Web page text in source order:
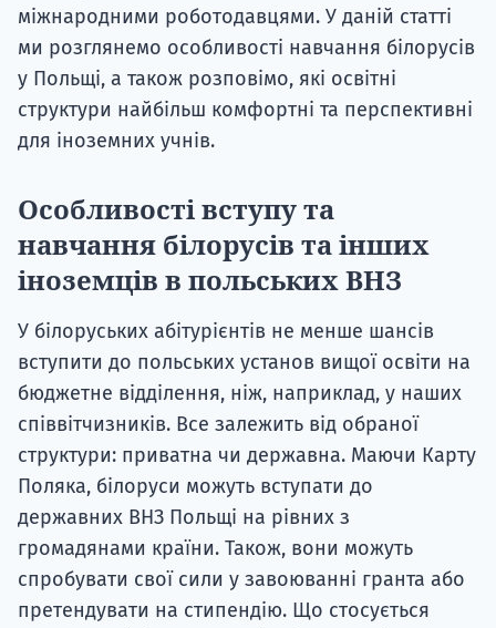
міжнародними роботодавцями. У даній статті
ми розглянемо особливості навчання білорусів
у Польщі, а також розповімо, які освітні
структури найбільш комфортні та перспективні
для іноземних учнів.
Особливості вступу та
навчання білорусів та інших
іноземців в польських ВНЗ
У білоруських абітурієнтів не менше шансів
вступити до польських установ вищої освіти на
бюджетне відділення, ніж, наприклад, у наших
співвітчизників. Все залежить від обраної
структури: приватна чи державна. Маючи Карту
Поляка, білоруси можуть вступати до
державних ВНЗ Польщі на рівних з
громадянами країни. Також, вони можуть
спробувати свої сили у завоюванні гранта або
претендувати на стипендію. Що стосується